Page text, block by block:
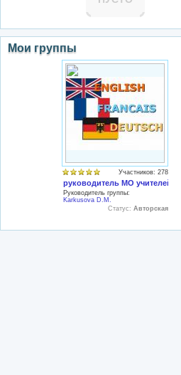
Мои группы
Участников: 278
руководитель МО учителей
Руководитель группы:
Karkusova D.M.
Статус: Авторская